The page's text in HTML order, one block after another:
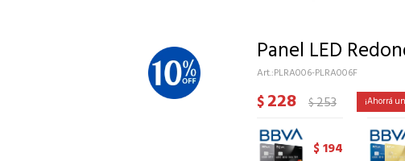
Panel LED
PLRA006-PLRA006F
$228 $253
$194